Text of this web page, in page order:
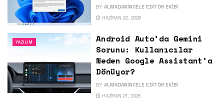
BY ALMADANINCELE EDITÖR EKIBI
HAZIRAN 22, 2026
YAZILIM
Android Auto’da Gemini
Sorunu: Kullanıcılar
Neden Google Assistant’a
Dönüyor?
BY ALMADANINCELE EDITÖR EKIBI
HAZIRAN 21, 2026